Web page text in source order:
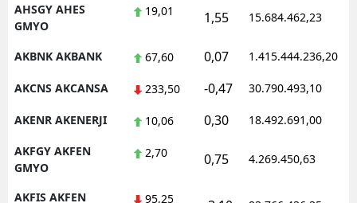
Kütahya
Kahramanmaraş
AHSGY AHES
GMYO
19,01 1,55 15.684.462,23
AKBNK AKBANK 67,60 0,07 1.415.444.236,20
AKCNS AKCANSA 233,50 -0,47 30.790.493,10
AKENR AKENERJI 10,06 0,30 18.492.691,00
AKFGY AKFEN
GMYO
2,70 0,75 4.269.450,63
AKFIS AKFEN
95,25